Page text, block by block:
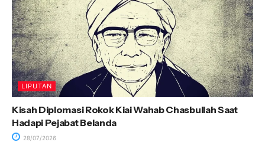
LIPUTAN
Kisah Diplomasi Rokok Kiai Wahab Chasbullah Saat
Hadapi Pejabat Belanda
28/07/2026